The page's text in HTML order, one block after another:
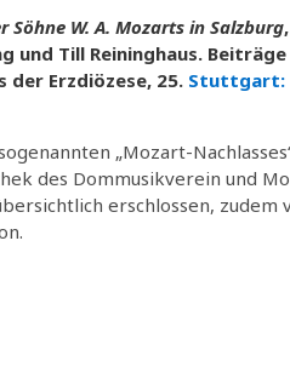
W. A. Mozarts in Salzburg
und Till Reininghaus.
Erzdiözese, 25. Stuttgart:
„Mozart-
des Dommusikverein und
erschlossen, zudem